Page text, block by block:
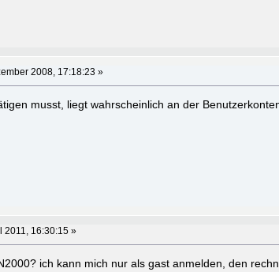
2008, 17:18:23 »
musst, liegt wahrscheinlich an der
2011, 16:30:15 »
ich kann mich nur als gast anmelden, den